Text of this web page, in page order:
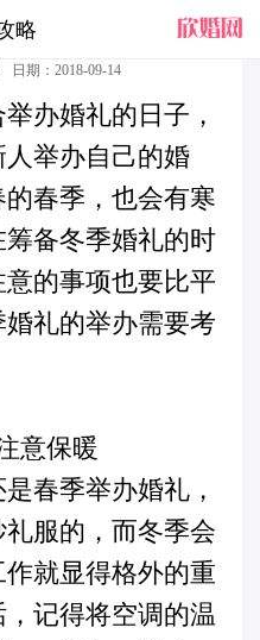
略虑到哪些问题
日期：2018-09-14
办婚礼的日子，
举办自己的婚
春季，也会有寒
备冬季婚礼的时
的事项也要比平
婚礼的举办需要考
意保暖
春季举办婚礼，
服的，而冬季会
就显得格外的重
记得将空调的温